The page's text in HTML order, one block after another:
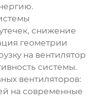
снижение
геометрии
на вентилятор
системы.
вентиляторов:
на современные